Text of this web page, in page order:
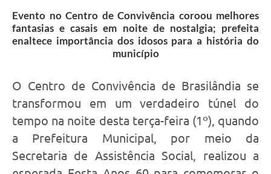
Evento no Centro de Convivência coroou melhores
fantasias e casais em noite de nostalgia; prefeita
enaltece importância dos idosos para a história do
município
O Centro de Convivência de Brasilândia se
transformou em um verdadeiro túnel do
tempo na noite desta terça-feira (1º), quando
a Prefeitura Municipal, por meio da
Secretaria de Assistência Social, realizou a